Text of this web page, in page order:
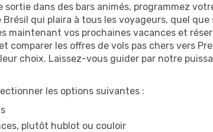
sortie dans des bars animés, programmez
qui plaira à tous les voyageurs, quel
maintenant vos prochaines vacances et
comparer les offres de vols pas chers vers
choix. Laissez-vous guider par notre
les options suivantes :
plutôt hublot ou couloir